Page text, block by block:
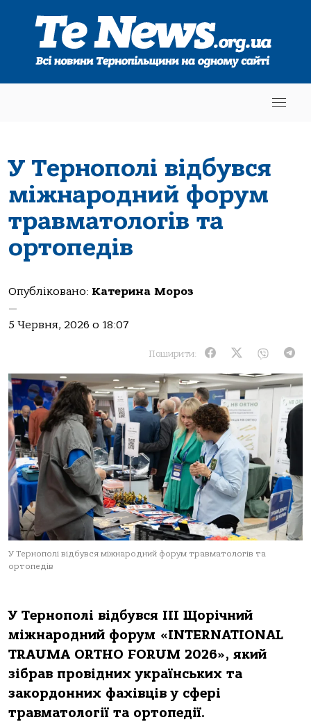
У Тернополі відбувся
міжнародний форум
травматологів та
ортопедів
Опубліковано: Катерина Мороз
—
5 Червня, 2026 о 18:07
Поширити:
У Тернополі відбувся міжнародний форум травматологів та
ортопедів
У Тернополі відбувся III Щорічний
міжнародний форум «INTERNATIONAL
TRAUMA ORTHO FORUM 2026», який
зібрав провідних українських та
закордонних фахівців у сфері
травматології та ортопедії.